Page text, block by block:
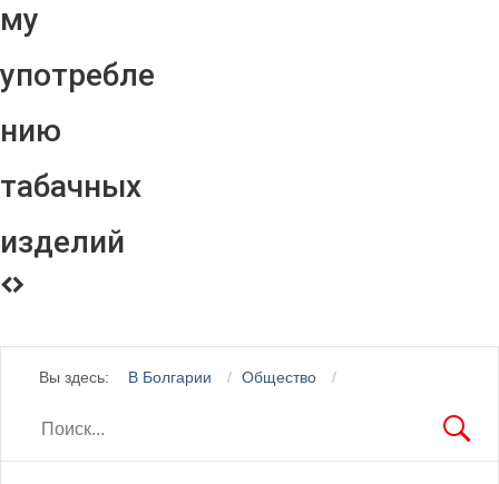
му
употребле
нию
табачных
изделий
Вы здесь: В Болгарии Общество